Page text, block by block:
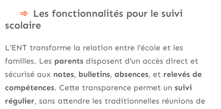
Les fonctionnalités pour le suivi
scolaire
L’ENT transforme la relation entre l’école et les
familles. Les parents disposent d’un accès direct et
sécurisé aux notes, bulletins, absences, et relevés de
compétences. Cette transparence permet un suivi
régulier, sans attendre les traditionnelles réunions de